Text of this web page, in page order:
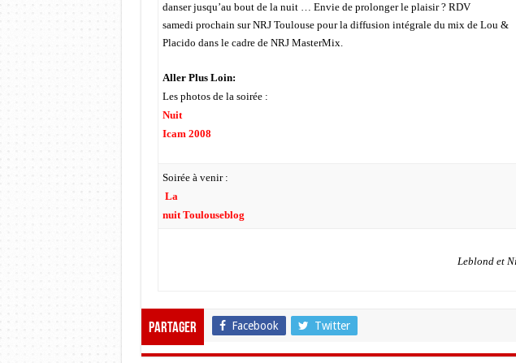
danser jusqu’au bout de la nuit … Envie de prolonger le plaisir ? RDV
samedi prochain sur NRJ Toulouse pour la diffusion intégrale du mix de Lou &
Placido dans le cadre de NRJ MasterMix.
Aller Plus Loin:
Les photos de la soirée :
Nuit
Icam 2008
Soirée à venir :
La
nuit Toulouseblog
Leblond et
Partager Facebook Twitter